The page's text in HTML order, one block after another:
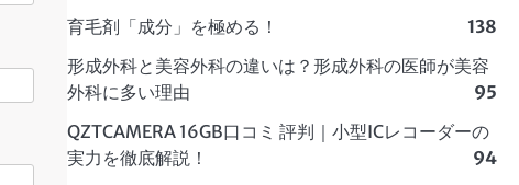
育毛剤「成分」を極める！
138
形成外科と美容外科の違いは？形成外科の医師が美容
外科に多い理由
95
QZTCAMERA 16GB口コミ 評判｜小型ICレコーダーの
実力を徹底解説！
94